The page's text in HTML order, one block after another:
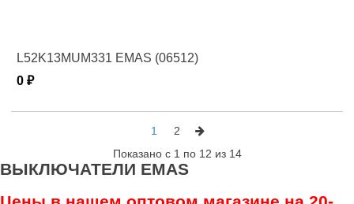
L52K13MUM331 EMAS (06512)
0 ₽
1
2
Показано с 1 по 12 из 14
ВЫКЛЮЧАТЕЛИ EMAS